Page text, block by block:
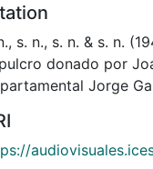
s. n., s. n. & s. n.
donado por
Jorge